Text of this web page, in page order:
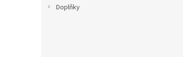
Doplňky